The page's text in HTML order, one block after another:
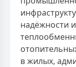
надёжности
в жилых,